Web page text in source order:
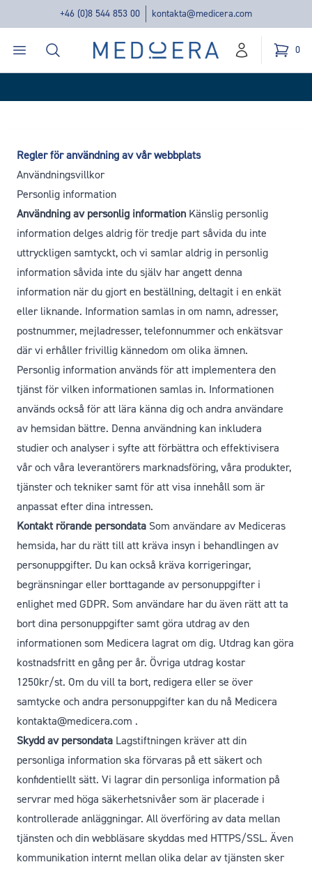
+46 (0)8 544 853 00 kontakta@medicera.com
Öppna menyn
Sök Medicera | New Medic Era AB konto Kundvagn
0
varor i
Regler för användning av vår webbplats
Användningsvillkor
Personlig information
Användning av personlig information Känslig personlig
information delges aldrig för tredje part såvida du inte
uttryckligen samtyckt, och vi samlar aldrig in personlig
information såvida inte du själv har angett denna
information när du gjort en beställning, deltagit i en enkät
eller liknande. Information samlas in om namn, adresser,
postnummer, mejladresser, telefonnummer och enkätsvar
där vi erhåller frivillig kännedom om olika ämnen.
Personlig information används för att implementera den
tjänst för vilken informationen samlas in. Informationen
används också för att lära känna dig och andra användare
av hemsidan bättre. Denna användning kan inkludera
studier och analyser i syfte att förbättra och effektivisera
vår och våra leverantörers marknadsföring, våra produkter,
tjänster och tekniker samt för att visa innehåll som är
anpassat efter dina intressen.
Kontakt rörande persondata Som användare av Mediceras
hemsida, har du rätt till att kräva insyn i behandlingen av
personuppgifter. Du kan också kräva korrigeringar,
begränsningar eller borttagande av personuppgifter i
enlighet med GDPR. Som användare har du även rätt att ta
bort dina personuppgifter samt göra utdrag av den
informationen som Medicera lagrat om dig. Utdrag kan göra
kostnadsfritt en gång per år. Övriga utdrag kostar
1250kr/st. Om du vill ta bort, redigera eller se över
samtycke och andra personuppgifter kan du nå Medicera
kontakta@medicera.com .
Skydd av persondata Lagstiftningen kräver att din
personliga information ska förvaras på ett säkert och
konfidentiellt sätt. Vi lagrar din personliga information på
servrar med höga säkerhetsnivåer som är placerade i
kontrollerade anläggningar. All överföring av data mellan
tjänsten och din webbläsare skyddas med HTTPS/SSL. Även
kommunikation internt mellan olika delar av tjänsten sker